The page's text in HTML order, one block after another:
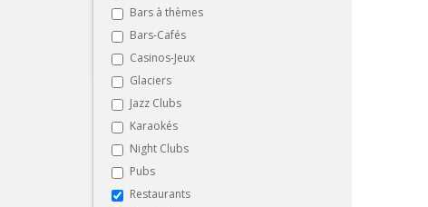
Bars à thèmes
Bars-Cafés
Casinos-Jeux
Glaciers
Jazz Clubs
Karaokés
Night Clubs
Pubs
Restaurants